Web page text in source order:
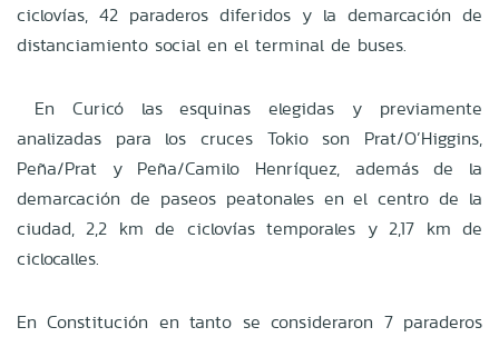
ciclovías, 42 paraderos diferidos y la demarcación de
distanciamiento social en el terminal de buses.
En Curicó las esquinas elegidas y previamente
analizadas para los cruces Tokio son Prat/O’Higgins,
Peña/Prat y Peña/Camilo Henríquez, además de la
demarcación de paseos peatonales en el centro de la
ciudad, 2,2 km de ciclovías temporales y 2,17 km de
ciclocalles.
En Constitución en tanto se consideraron 7 paraderos